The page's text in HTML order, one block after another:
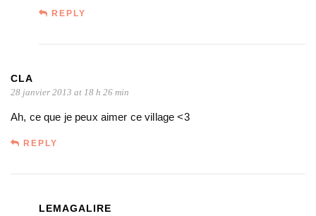
REPLY
CLA
28 janvier 2013 at 18 h 26 min
Ah, ce que je peux aimer ce village <3
REPLY
LEMAGALIRE